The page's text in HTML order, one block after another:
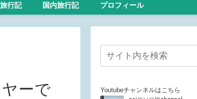
行記 国内旅行記 プロフィール
ーで
Youtubeチャンネルはこちら